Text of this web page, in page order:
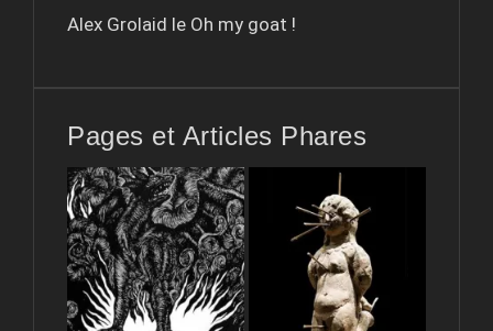
Alex Grolaid le Oh my goat !
Pages et Articles Phares